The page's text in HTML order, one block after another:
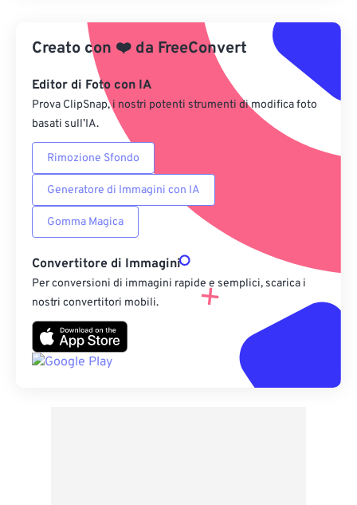
Applica da preimpostazione
Salva come predefinito
Creato con ❤️ da FreeConvert
Editor di Foto con IA
Prova ClipSnap, i nostri potenti strumenti di modifica foto
basati sull’IA.
Rimozione Sfondo
Generatore di Immagini con IA
Gomma Magica
Convertitore di Immagini
Per conversioni di immagini rapide e semplici, scarica i
nostri convertitori mobili.